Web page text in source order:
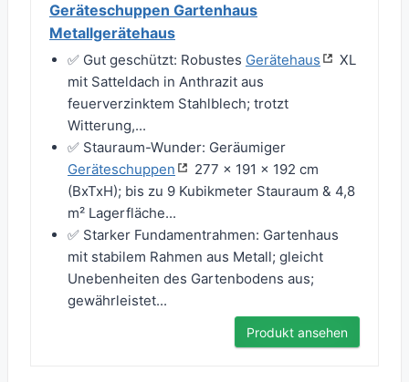
Geräteschuppen Gartenhaus
Metallgerätehaus
✅ Gut geschützt: Robustes Gerätehaus
XL
mit Satteldach in Anthrazit aus
feuerverzinktem Stahlblech; trotzt
Witterung,...
✅ Stauraum-Wunder: Geräumiger
Geräteschuppen
277 x 191 x 192 cm
(BxTxH); bis zu 9 Kubikmeter Stauraum & 4,8
m² Lagerfläche...
✅ Starker Fundamentrahmen: Gartenhaus
mit stabilem Rahmen aus Metall; gleicht
Unebenheiten des Gartenbodens aus;
gewährleistet...
Produkt ansehen